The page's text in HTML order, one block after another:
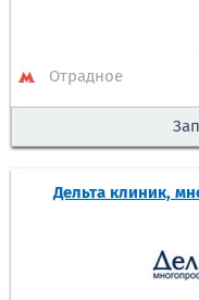
Отрадное
Дельта клиник,